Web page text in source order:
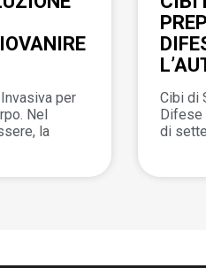
per
Nel
la
Cibi di
Difese
di